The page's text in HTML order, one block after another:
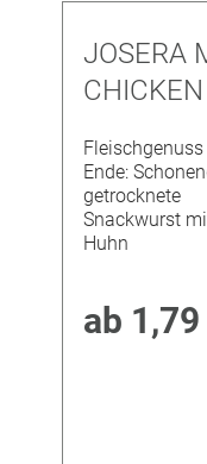
JOSERA
CHICKEN
Ende:
getrocknete
Snackwurst
Huhn
ab 1,79